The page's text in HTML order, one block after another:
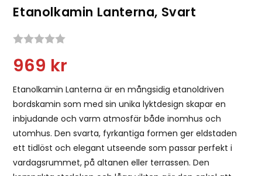
Etanolkamin Lanterna, Svart
969 kr
Etanolkamin Lanterna är en mångsidig etanoldriven
bordskamin som med sin unika lyktdesign skapar en
inbjudande och varm atmosfär både inomhus och
utomhus. Den svarta, fyrkantiga formen ger eldstaden
ett tidlöst och elegant utseende som passar perfekt i
vardagsrummet, på altanen eller terrassen. Den